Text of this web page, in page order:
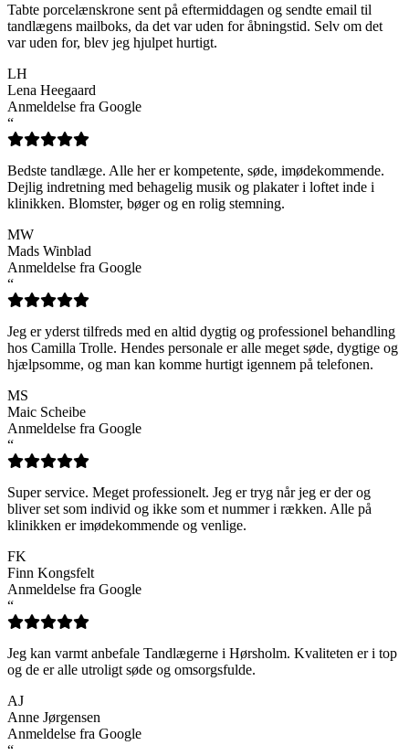
Tabte porcelænskrone sent på eftermiddagen og sendte email til
tandlægens mailboks, da det var uden for åbningstid. Selv om det
var uden for, blev jeg hjulpet hurtigt.
LH
Lena Heegaard
Anmeldelse fra Google
“
Bedste tandlæge. Alle her er kompetente, søde, imødekommende.
Dejlig indretning med behagelig musik og plakater i loftet inde i
klinikken. Blomster, bøger og en rolig stemning.
MW
Mads Winblad
Anmeldelse fra Google
“
Jeg er yderst tilfreds med en altid dygtig og professionel behandling
hos Camilla Trolle. Hendes personale er alle meget søde, dygtige og
hjælpsomme, og man kan komme hurtigt igennem på telefonen.
MS
Maic Scheibe
Anmeldelse fra Google
“
Super service. Meget professionelt. Jeg er tryg når jeg er der og
bliver set som individ og ikke som et nummer i rækken. Alle på
klinikken er imødekommende og venlige.
FK
Finn Kongsfelt
Anmeldelse fra Google
“
Jeg kan varmt anbefale Tandlægerne i Hørsholm. Kvaliteten er i top
og de er alle utroligt søde og omsorgsfulde.
AJ
Anne Jørgensen
Anmeldelse fra Google
“